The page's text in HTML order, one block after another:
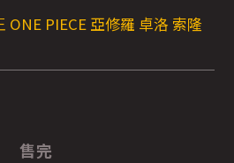
ONE PIECE 亞修羅 卓洛 索隆
售完